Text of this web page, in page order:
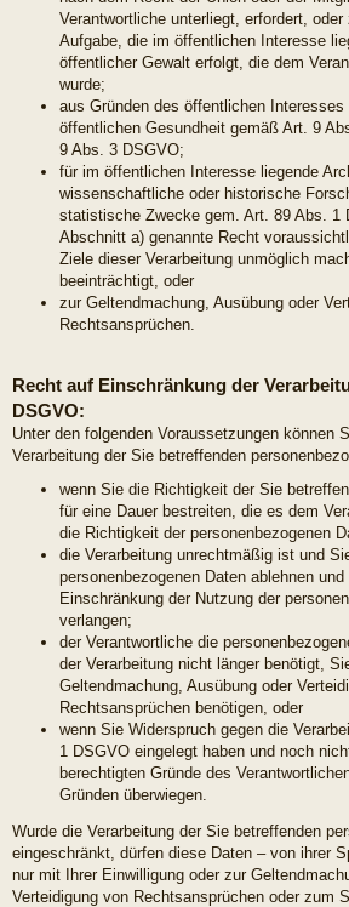
Verantwortliche unterliegt, erfordert,
Aufgabe, die im öffentlichen Interesse
öffentlicher Gewalt erfolgt, die dem
wurde;
aus Gründen des öffentlichen
öffentlichen Gesundheit gemäß Art. 9
9 Abs. 3 DSGVO;
für im öffentlichen Interesse liegende
wissenschaftliche oder historische
statistische Zwecke gem. Art. 89 Abs. 1
Abschnitt a) genannte Recht
Ziele dieser Verarbeitung unmöglich
beeinträchtigt, oder
zur Geltendmachung, Ausübung oder
Rechtsansprüchen.
Recht auf Einschränkung der
DSGVO:
Unter den folgenden Voraussetzungen können
Verarbeitung der Sie betreffenden
wenn Sie die Richtigkeit der Sie
für eine Dauer bestreiten, die es dem
die Richtigkeit der personenbezogenen
die Verarbeitung unrechtmäßig ist und
personenbezogenen Daten ablehnen
Einschränkung der Nutzung der
verlangen;
der Verantwortliche die
der Verarbeitung nicht länger benötigt,
Geltendmachung, Ausübung oder
Rechtsansprüchen benötigen, oder
wenn Sie Widerspruch gegen die
1 DSGVO eingelegt haben und noch
berechtigten Gründe des
Gründen überwiegen.
Wurde die Verarbeitung der Sie betreffenden
eingeschränkt, dürfen diese Daten – von ihrer
nur mit Ihrer Einwilligung oder zur
Verteidigung von Rechtsansprüchen oder zum